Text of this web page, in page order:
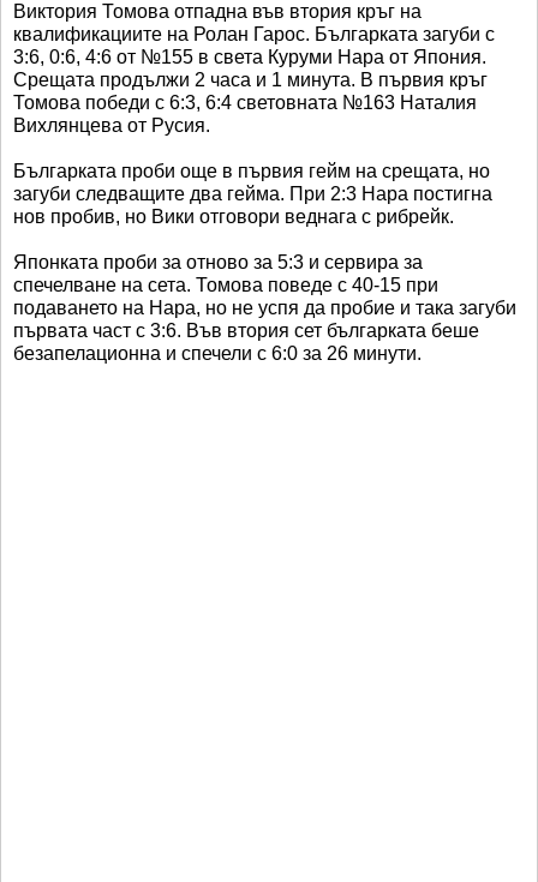
Виктория Томова отпадна във втория кръг на
квалификациите на Ролан Гарос. Българката загуби с
3:6, 0:6, 4:6 от №155 в света Куруми Нара от Япония.
Срещата продължи 2 часа и 1 минута. В първия кръг
Томова победи с 6:3, 6:4 световната №163 Наталия
Вихлянцева от Русия.
Българката проби още в първия гейм на срещата, но
загуби следващите два гейма. При 2:3 Нара постигна
нов пробив, но Вики отговори веднага с рибрейк.
Японката проби за отново за 5:3 и сервира за
спечелване на сета. Томова поведе с 40-15 при
подаването на Нара, но не успя да пробие и така загуби
първата част с 3:6. Във втория сет българката беше
безапелационна и спечели с 6:0 за 26 минути.